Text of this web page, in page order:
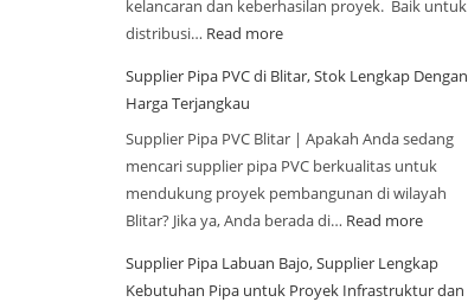
kelancaran dan keberhasilan proyek. Baik untuk
distribusi… Read more
Supplier Pipa PVC di Blitar, Stok Lengkap Dengan
Harga Terjangkau
Supplier Pipa PVC Blitar | Apakah Anda sedang
mencari supplier pipa PVC berkualitas untuk
mendukung proyek pembangunan di wilayah
Blitar? Jika ya, Anda berada di… Read more
Supplier Pipa Labuan Bajo, Supplier Lengkap
Kebutuhan Pipa untuk Proyek Infrastruktur dan